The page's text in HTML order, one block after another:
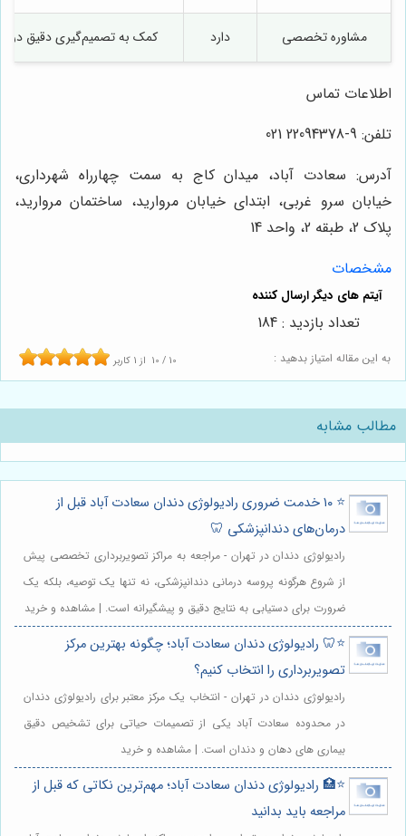
مشاوره تخصصی دارد کمک به تصمیم‌گیری دقیق
اطلاعات تماس
تلفن: 9-22094378 021
پلاک 2، طبقه 2، واحد 14
مشخصات
به این مقاله امتیاز بدهید : 10 / 10 از 1 کاربر
تعداد بازدید : 184
مطالب مشابه
⭐️ ۱۰ خدمت ضروری رادیولوژی دندان سعادت آباد قبل از
درمان‌های دندانپزشکی 🦷
رادیولوژی دندان در تهران - مراجعه به مراکز تصویربرداری تخصصی پیش
از شروع هرگونه پروسه درمانی دندانپزشکی، نه تنها یک توصیه، بلکه یک
ضرورت برای دستیابی به نتایج دقیق و پیشگیرانه است. | مشاهده و خرید
⭐️🦷 رادیولوژی دندان سعادت آباد؛ چگونه بهترین مرکز
تصویربرداری را انتخاب کنیم؟
رادیولوژی دندان در تهران - انتخاب یک مرکز معتبر برای رادیولوژی دندان
در محدوده سعادت آباد یکی از تصمیمات حیاتی برای تشخیص دقیق
بیماری های دهان و دندان است. | مشاهده و خرید
⭐️🏥 رادیولوژی دندان سعادت آباد؛ مهم‌ترین نکاتی که قبل از
مراجعه باید بدانید